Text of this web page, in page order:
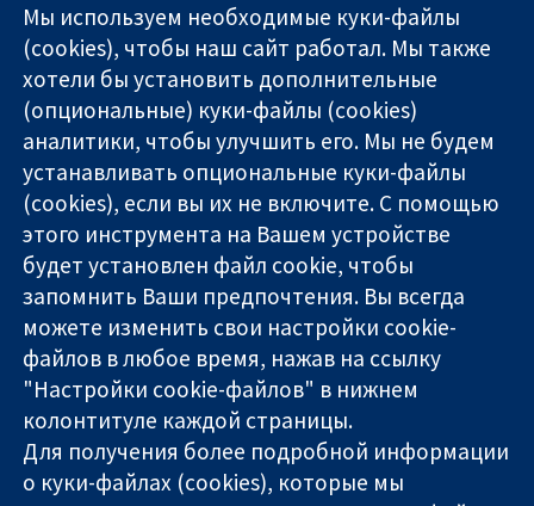
Надёжные
доказательства
Информированные
решения
Во благо
здоровья
11-13 Cavendish
Square
London
W1G 0AN
United Kingdom
Связаться с
нами
Новости
Пресс-
служба
О нас
Работа
Cochrane
Library
The Cochrane Collaboration is a charity (no. 1045921) and a
company limited by guarantee (no. 03044323) registered in
Мы используем необходимые куки-файлы
(cookies), чтобы наш сайт работал. Мы также
хотели бы установить дополнительные
(опциональные) куки-файлы (cookies)
аналитики, чтобы улучшить его. Мы не будем
устанавливать опциональные куки-файлы
(cookies), если вы их не включите. С помощью
этого инструмента на Вашем устройстве
будет установлен файл cookie, чтобы
запомнить Ваши предпочтения. Вы всегда
можете изменить свои настройки cookie-
файлов в любое время, нажав на ссылку
"Настройки cookie-файлов" в нижнем
колонтитуле каждой страницы.
Для получения более подробной информации
о куки-файлах (cookies), которые мы